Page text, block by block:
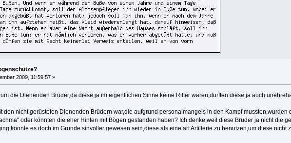
2009, 11:59:57 »
die Dienenden Brüder,da diese ja im eigentlichen Sinne keine Ritter waren,durften diese ja auch
den nicht gerüsteten Dienenden Brüdern war,die aufgrund personalmangels in den Kampf mussten,wurden
oder könnten die eher Hinten mit Bögen gestanden haben? Ich denke,weil diese Brüder ja nicht die
es doch im Grunde sinvoller gewesen sein,diese als eine art Artillerie zu benutzen,um diese nicht